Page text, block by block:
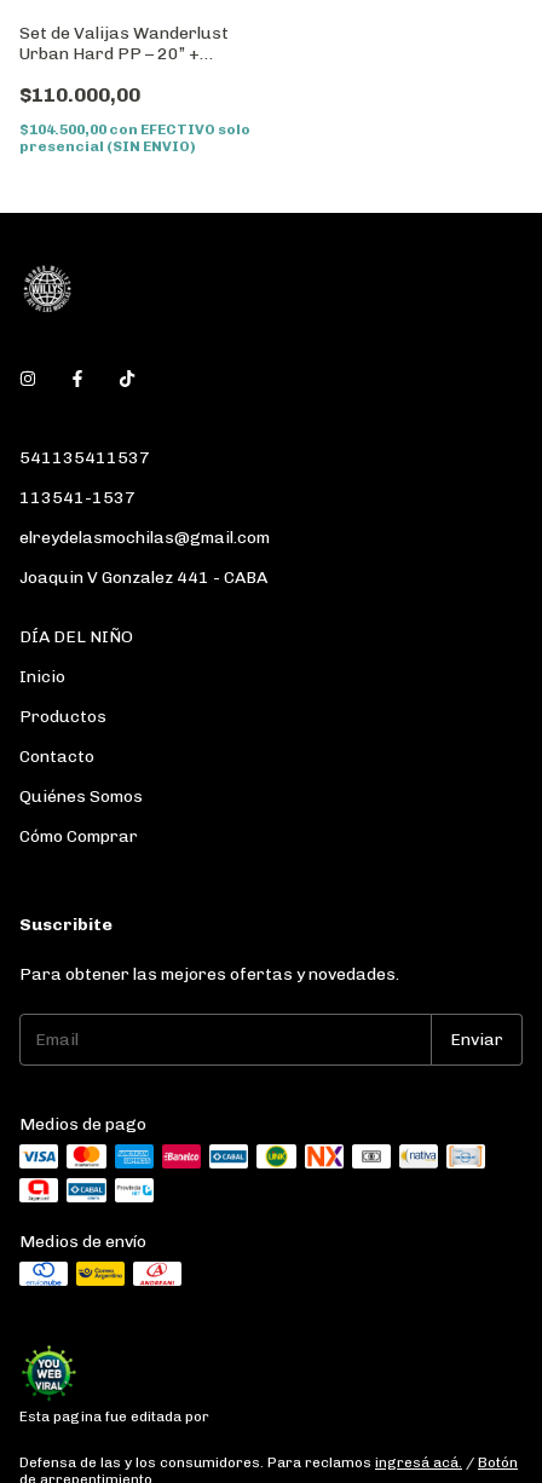
Set de Valijas Wanderlust
Urban Hard PP – 20” +
$110.000,00
$104.500,00 con EFECTIVO solo
presencial (SIN ENVIO)
541135411537
113541-1537
elreydelasmochilas@gmail.com
Joaquin V Gonzalez 441 - CABA
DÍA DEL NIÑO
Inicio
Productos
Contacto
Quiénes Somos
Cómo Comprar
Suscribite
Para obtener las mejores ofertas y novedades.
Medios de pago
Medios de envío
Esta pagina fue editada por
Defensa de las y los consumidores. Para reclamos ingresá acá. / Botón
de arrepentimiento